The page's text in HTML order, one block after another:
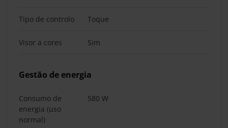
Tipo de controlo Toque
Visor a cores Sim
Gestão de energia
Consumo de
energia (uso
normal)
580 W